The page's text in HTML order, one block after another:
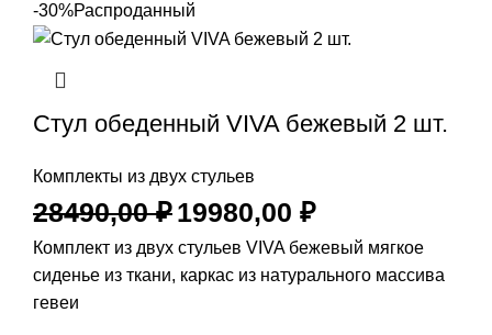
-30%Распроданный
Стул обеденный VIVA бежевый 2 шт.
Комплекты из двух стульев
28490,00₽19980,00 ₽
Комплект из двух стульев VIVA бежевый мягкое
сиденье из ткани, каркас из натурального массива
гевеи